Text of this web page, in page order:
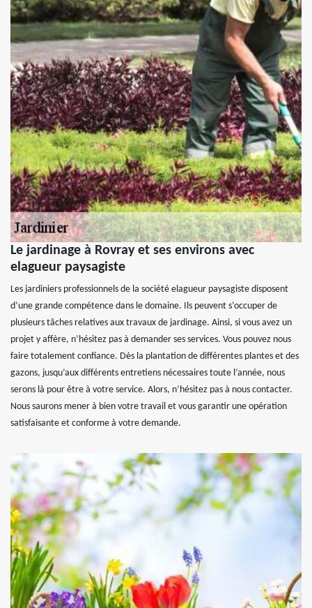
Le jardinage à Rovray et ses environs avec
elagueur paysagiste
Les jardiniers professionnels de la société elagueur paysagiste disposent
d’une grande compétence dans le domaine. Ils peuvent s’occuper de
plusieurs tâches relatives aux travaux de jardinage. Ainsi, si vous avez un
projet y affère, n’hésitez pas à demander ses services. Vous pouvez nous
faire totalement confiance. Dès la plantation de différentes plantes et des
gazons, jusqu’aux différents entretiens nécessaires toute l’année, nous
serons là pour être à votre service. Alors, n’hésitez pas à nous contacter.
Nous saurons mener à bien votre travail et vous garantir une opération
satisfaisante et conforme à votre demande.